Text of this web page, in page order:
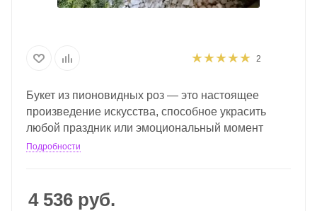
2
Букет из пионовидных роз — это настоящее
произведение искусства, способное украсить
любой праздник или эмоциональный момент
Подробности
4 536 руб.